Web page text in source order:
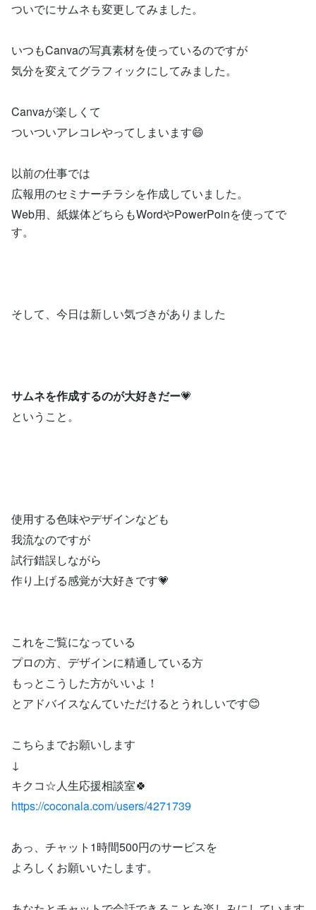
ついでにサムネも変更してみました。
いつもCanvaの写真素材を使っているのですが
気分を変えてグラフィックにしてみました。
Canvaが楽しくて
ついついアレコレやってしまいます😄
以前の仕事では
広報用のセミナーチラシを作成していました。
Web用、紙媒体どちらもWordやPowerPoinを使ってで
す。
そして、今日は新しい気づきがありました
サムネを作成するのが大好きだー💗
ということ。
使用する色味やデザインなども
我流なのですが
試行錯誤しながら
作り上げる感覚が大好きです💗
これをご覧になっている
プロの方、デザインに精通している方
もっとこうした方がいいよ！
とアドバイスなんていただけるとうれしいです😊
こちらまでお願いします
↓
キクコ☆人生応援相談室🍀
https://coconala.com/users/4271739
あっ、チャット1時間500円のサービスを
よろしくお願いいたします。